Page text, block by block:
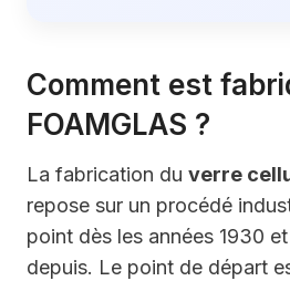
Comment est
FOAMGLAS ?
La fabrication du verre
repose sur un procédé
point dès les années 1930
depuis. Le point de départ